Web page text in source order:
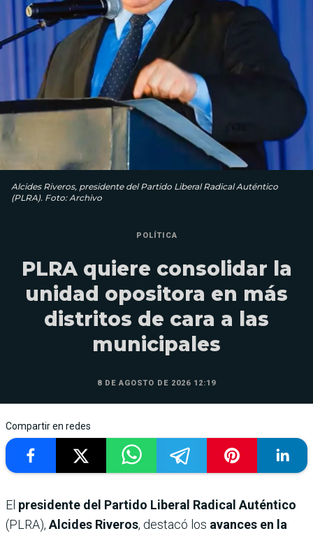
Alcides Riveros, presidente del Partido Liberal Radical Auténtico
(PLRA). Foto: Archivo
POLÍTICA
PLRA quiere consolidar la
unidad opositora en más
distritos de cara a las
municipales
8 DE AGOSTO DE 2026 12:19
Compartir en redes
El presidente del Partido Liberal Radical Auténtico
(PLRA), Alcides Riveros, destacó los avances en la